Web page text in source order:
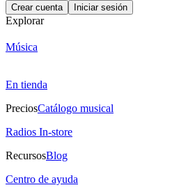
Crear cuenta Iniciar sesión
Explorar
Música
En tienda
PreciosCatálogo musical
Radios In-store
RecursosBlog
Centro de ayuda